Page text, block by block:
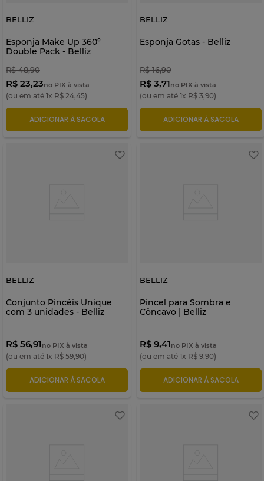
BELLIZ
Esponja Make Up 360°
Double Pack - Belliz
R$ 48,90
R$ 23,23no PIX à vista
(ou em até 1x R$ 24,45)
ADICIONAR À SACOLA
BELLIZ
Esponja Gotas - Belliz
R$ 16,90
R$ 3,71no PIX à vista
(ou em até 1x R$ 3,90)
ADICIONAR À SACOLA
BELLIZ
Conjunto Pincéis Unique
com 3 unidades - Belliz
R$ 56,91no PIX à vista
(ou em até 1x R$ 59,90)
ADICIONAR À SACOLA
BELLIZ
Pincel para Sombra e
Côncavo | Belliz
R$ 9,41no PIX à vista
(ou em até 1x R$ 9,90)
ADICIONAR À SACOLA